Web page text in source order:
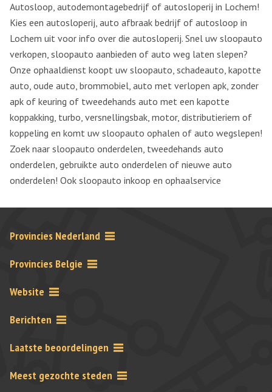
Autosloop, autodemontagebedrijf of autosloperij in Lochem!
Kies een autosloperij, auto afbraak bedrijf of autosloop in
Lochem uit voor info over die autosloperij. Snel uw sloopauto
verkopen, sloopauto aanbieden of auto weg laten slepen?
Onze ophaaldienst koopt uw sloopauto, schadeauto, kapotte
auto, oude auto, brommobiel, auto met verlopen apk, zonder
apk of keuring of tweedehands auto met een kapotte
koppakking, turbo, versnellingsbak, motor, distributieriem of
koppeling en komt uw sloopauto ophalen of auto wegslepen!
Zoek naar sloopauto onderdelen, tweedehands auto
onderdelen, gebruikte auto onderdelen of nieuwe auto
onderdelen! Ook sloopauto inkoop en ophaalservice
Provincies Nederland
Provincies Belgie
Website
Berichten
Laatste beoordelingen
Meest gezochte steden